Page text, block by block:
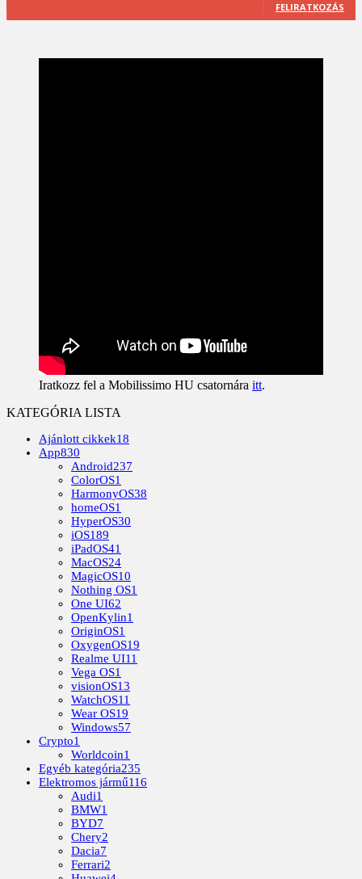
FELIRATKOZÁS
Iratkozz fel a Mobilissimo HU csatornára itt.
KATEGÓRIA LISTA
Ajánlott cikkek18
App830
Android237
ColorOS1
HarmonyOS38
homeOS1
HyperOS30
iOS189
iPadOS41
MacOS24
MagicOS10
Nothing OS1
One UI62
OpenKylin1
OriginOS1
OxygenOS19
Realme UI11
Vega OS1
visionOS13
WatchOS11
Wear OS19
Windows57
Crypto1
Worldcoin1
Egyéb kategória235
Elektromos jármű116
Audi1
BMW1
BYD7
Chery2
Dacia7
Ferrari2